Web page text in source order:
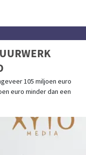
105 miljoen euro
euro minder dan een